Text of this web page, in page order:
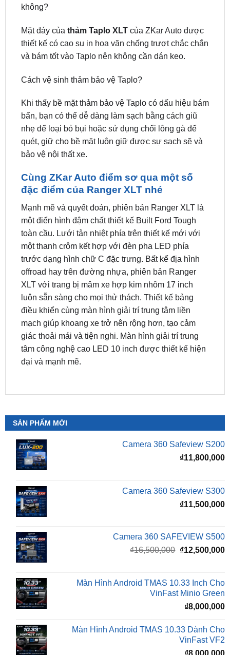
Mặt đáy của
và bám tốt vào Taplo nên không cần dán keo.
Cách vệ sinh thảm bảo vệ Taplo?
Khi thấy bề mặt thảm bảo vệ Taplo có dấu hiệu bám
nhẹ để loại bỏ bụi hoặc sử dụng chổi lông gà để
quét, giữ cho bề mặt luôn giữ được sự sạch sẽ và
bảo vệ nội thất xe.
Cùng ZKar Auto điểm sơ qua một số
Mạnh mẽ và quyết đoán, phiên bản Ranger XLT là
một điển hình đậm chất thiết kế Built Ford Tough
toàn cầu. Lưới tản nhiệt phía trên thiết kế mới với
một thanh crôm kết hợp với đèn pha LED phía
trước dạng hình chữ C đặc trưng. Bất kể địa hình
offroad hay trên đường nhựa, phiên bản Ranger
XLT với trang bị mâm xe hợp kim nhôm 17 inch
luôn sẵn sàng cho mọi thử thách. Thiết kế bảng
điều khiển cùng màn hình giải trí trung tâm liền
mạch giúp khoang xe trở nên rộng hơn, tạo cảm
giác thoải mái và tiện nghi. Màn hình giải trí trung
tâm công nghệ cao LED 10 inch được thiết kế hiện
đại và mạnh mẽ.
SẢN PHẨM MỚI
Camera 360 Safeview S200
₫11,800,000
Camera 360 Safeview S300
Camera 360 SAFEVIEW S500
gốc
₫16,500,000.
Màn Hình Android TMAS 10.33 Inch Cho
₫8,000,000
Màn Hình Android TMAS 10.33 Dành Cho
VinFast VF2
₫8,000,000
Màn hình Cluster Android TMAS T600 Dành